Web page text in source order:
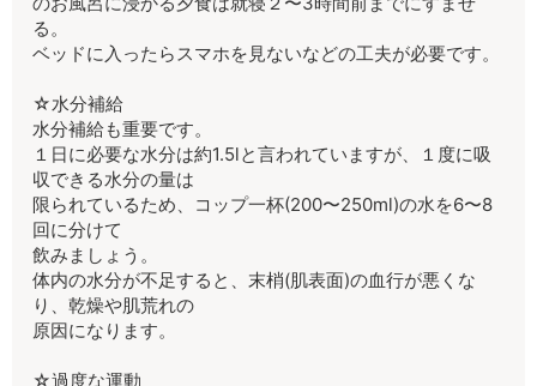
る。
ベッドに入ったらスマホを見ないなどの工夫が必要です。
☆水分補給
水分補給も重要です。
１日に必要な水分は約1.5lと言われていますが、１度に吸
収できる水分の量は
限られているため、コップ一杯(200〜250ml)の水を6〜8
回に分けて
飲みましょう。
体内の水分が不足すると、末梢(肌表面)の血行が悪くな
り、乾燥や肌荒れの
原因になります。
☆過度な運動